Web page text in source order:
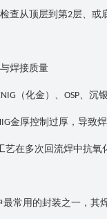
查从顶层到第2层、或
焊接质量
（化金）、 OSP、沉
金厚控制过厚，导致
艺在多次回流焊中抗氧
最常用的封装之一，其